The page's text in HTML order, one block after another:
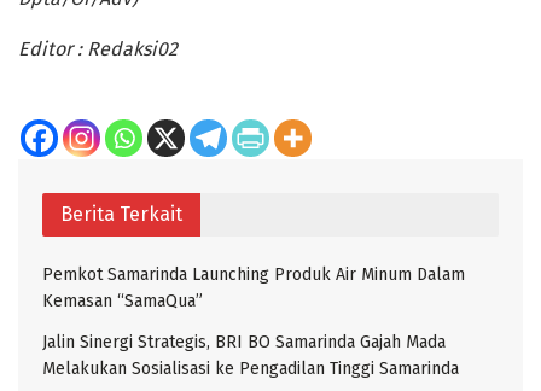
Editor : Redaksi02
Berita Terkait
Pemkot Samarinda Launching Produk Air Minum Dalam
Kemasan “SamaQua”
Jalin Sinergi Strategis, BRI BO Samarinda Gajah Mada
Melakukan Sosialisasi ke Pengadilan Tinggi Samarinda